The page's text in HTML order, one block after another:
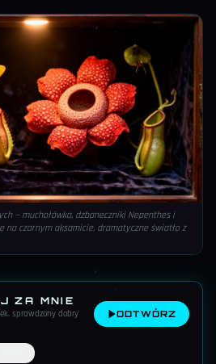
— muchołówka, dzbaneczniki Nepenthes i
na czarnym aksamicie, dramatyczne światło z
ZA MNIE
sprawdzony dobry
ODTWÓRZ